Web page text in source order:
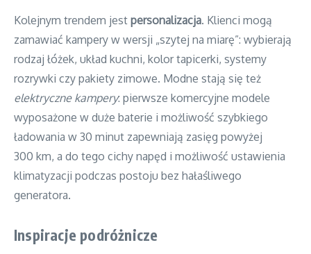
Kolejnym trendem jest personalizacja. Klienci mogą
zamawiać kampery w wersji „szytej na miarę”: wybierają
rodzaj łóżek, układ kuchni, kolor tapicerki, systemy
rozrywki czy pakiety zimowe. Modne stają się też
elektryczne kampery: pierwsze komercyjne modele
wyposażone w duże baterie i możliwość szybkiego
ładowania w 30 minut zapewniają zasięg powyżej
300 km, a do tego cichy napęd i możliwość ustawienia
klimatyzacji podczas postoju bez hałaśliwego
generatora.
Inspiracje podróżnicze